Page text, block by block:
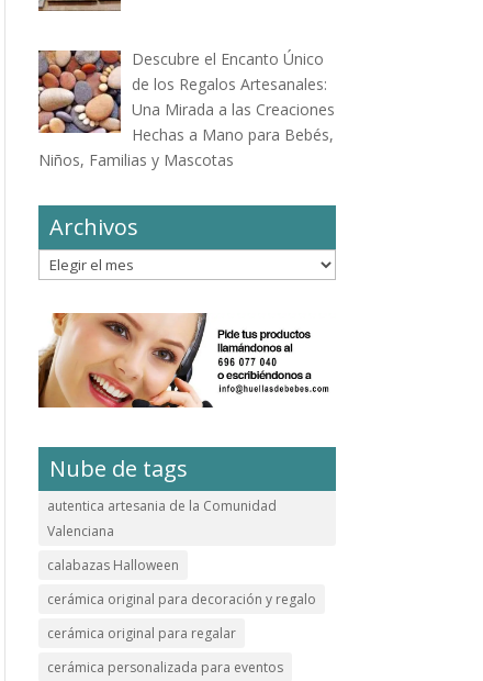
Descubre el Encanto Único
de los Regalos Artesanales:
Una Mirada a las Creaciones
Hechas a Mano para Bebés,
Niños, Familias y Mascotas
Archivos
Archivos
Nube de tags
autentica artesania de la Comunidad
Valenciana
calabazas Halloween
cerámica original para decoración y regalo
cerámica original para regalar
cerámica personalizada para eventos